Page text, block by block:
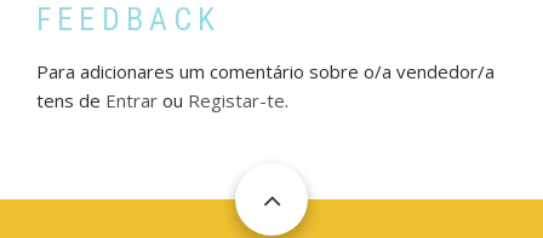
FEEDBACK
Para adicionares um comentário sobre o/a vendedor/a
tens de Entrar ou Registar-te.